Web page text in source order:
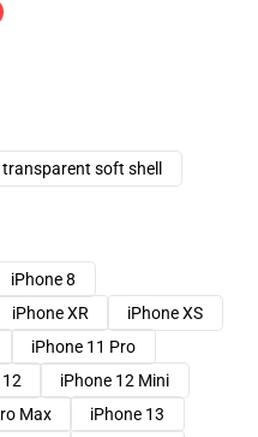
transparent soft shell
iPhone 8
iPhone XR
iPhone XS
iPhone 11 Pro
iPhone 12 Mini
Max
iPhone 13